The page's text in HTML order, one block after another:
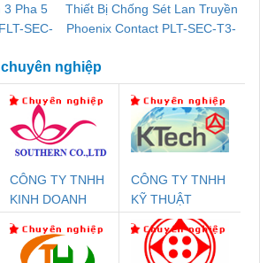
3 Pha 5
SEC-
Thiết Bị Chống Sét Lan Truyền
Phoenix Contact PLT-SEC-T3-
nghiệp
CÔNG TY TNHH
KINH DOANH
PHƯƠNG NAM
CÔNG TY TNHH
KỸ THUẬT
KTECH VIỆT
NAM